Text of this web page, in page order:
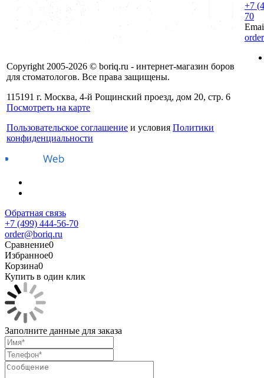
Copyright 2005-2026 © boriq.ru - интернет-магазин боров
для стоматологов. Все права защищены.
115191 г. Москва, 4-й Рощинский проезд, дом 20, стр. 6
Посмотреть на карте
Пользовательское соглашение и условия Политики
конфиденциальности
+7
70
Обратная связь
+7 (499) 444-56-70
order@boriq.ru
Сравнение0
Избранное0
Корзина0
Купить в один клик
Заполните данные для заказа